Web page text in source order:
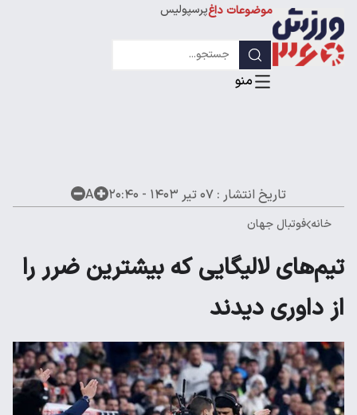
موضوعات داغپرسپولیس
لیگ قهرمانان
تاریخ انتشار : ۰۷ تیر ۱۴۰۳ - ۲۰:۴۰ A
خانه فوتبال جهان
تیم‌های لالیگایی که بیشترین ضرر را
از داوری دیدند